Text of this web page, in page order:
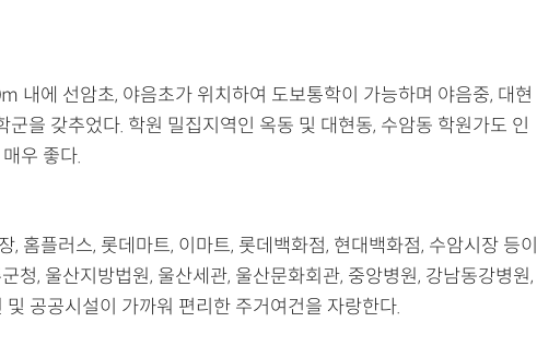
내에 선암초, 야음초가 위치하여 도보통학이 가능하며 야음중, 대현
군을 갖추었다. 학원 밀집지역인 옥동 및 대현동, 수암동 학원가도 인
우 좋다.
, 홈플러스, 롯데마트, 이마트, 롯데백화점, 현대백화점, 수암시장 등이
청, 울산지방법원, 울산세관, 울산문화회관, 중앙병원, 강남동강병원,
및 공공시설이 가까워 편리한 주거여건을 자랑한다.